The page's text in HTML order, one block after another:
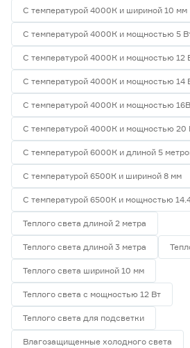
С температурой 4000К и шириной 10 мм
С температурой 4000К и мощностью 5
С температурой 4000К и мощностью 12
С температурой 4000К и мощностью 14
С температурой 4000К и мощностью
С температурой 4000К и мощностью 20
С температурой 6000К и длиной 5
С температурой 6500К и шириной 8 мм
С температурой 6500К и мощностью
Теплого света длиной 2 метра
Теплого света длиной 3 метра
Теплого света шириной 10 мм
Теплого света с мощностью 12 Вт
Теплого света для подсветки
Влагозащищенные холодного света